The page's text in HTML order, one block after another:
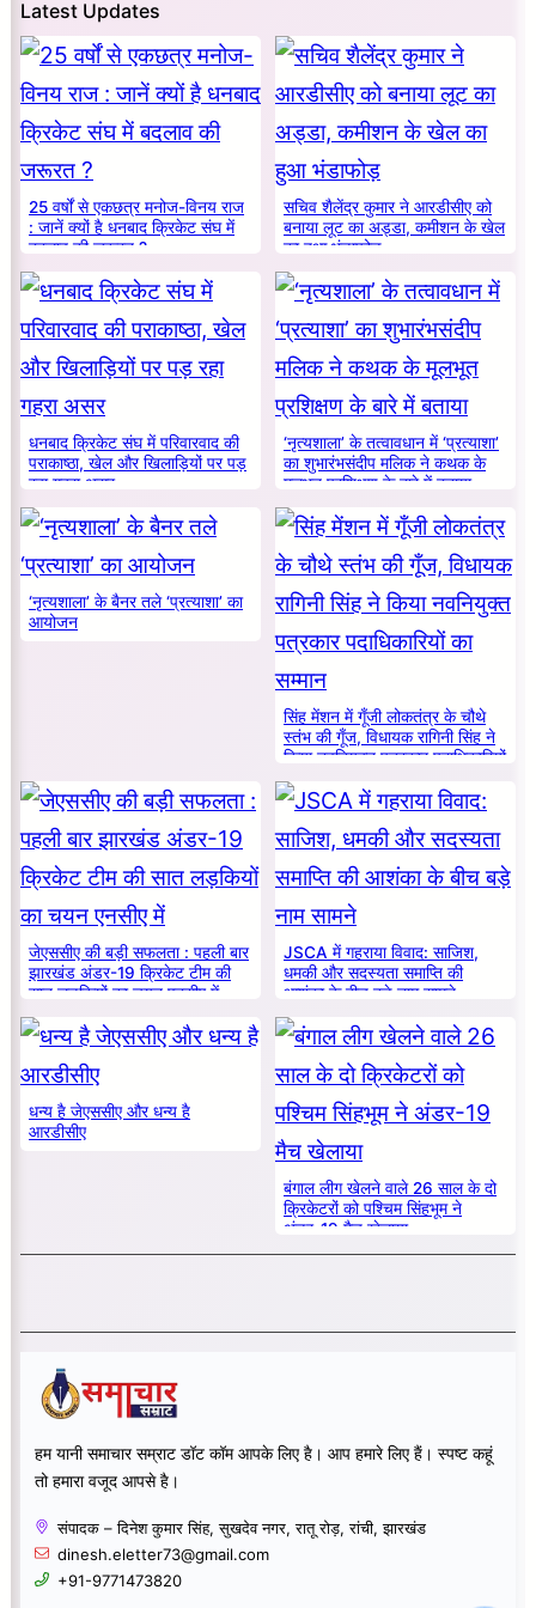
Latest Updates
25 वर्षों से एकछत्र मनोज-विनय राज
: जानें क्यों है धनबाद क्रिकेट संघ में
बदलाव की जरूरत ?
सचिव शैलेंद्र कुमार ने आरडीसीए को
बनाया लूट का अड्डा, कमीशन के खेल
का हुआ भंडाफोड़
धनबाद क्रिकेट संघ में परिवारवाद की
पराकाष्ठा, खेल और खिलाड़ियों पर पड़
रहा गहरा असर
‘नृत्यशाला’ के तत्वावधान में ‘प्रत्याशा’
का शुभारंभसंदीप मलिक ने कथक के
मूलभूत प्रशिक्षण के बारे में बताया
‘नृत्यशाला’ के बैनर तले ‘प्रत्याशा’ का
आयोजन
सिंह मेंशन में गूँजी लोकतंत्र के चौथे
स्तंभ की गूँज, विधायक रागिनी सिंह ने
किया नवनियुक्त पत्रकार पदाधिकारियों
का सम्मान
जेएससीए की बड़ी सफलता : पहली बार
झारखंड अंडर-19 क्रिकेट टीम की
सात लड़कियों का चयन एनसीए में
JSCA में गहराया विवाद: साजिश,
धमकी और सदस्यता समाप्ति की
आशंका के बीच बड़े नाम सामने
धन्य है जेएससीए और धन्य है
आरडीसीए
बंगाल लीग खेलने वाले 26 साल के दो
क्रिकेटरों को पश्चिम सिंहभूम ने
अंडर-19 मैच खेलाया
हम यानी समाचार सम्राट डॉट कॉम आपके लिए है। आप हमारे लिए हैं। स्पष्ट कहूं
तो हमारा वजूद आपसे है।
संपादक – दिनेश कुमार सिंह, सुखदेव नगर, रातू रोड़, रांची, झारखंड
dinesh.eletter73@gmail.com
+91-9771473820